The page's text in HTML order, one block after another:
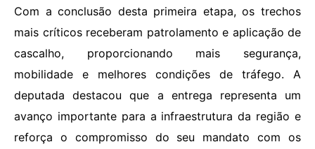
Com a conclusão desta primeira etapa, os trechos
mais críticos receberam patrolamento e aplicação de
cascalho, proporcionando mais segurança,
mobilidade e melhores condições de tráfego. A
deputada destacou que a entrega representa um
avanço importante para a infraestrutura da região e
reforça o compromisso do seu mandato com os